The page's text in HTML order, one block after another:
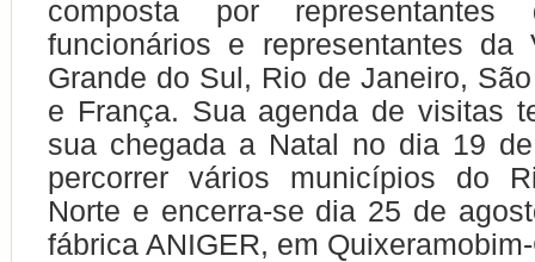
composta por representantes
funcionários e representantes
Grande do Sul, Rio de Janeiro,
e França. Sua agenda de visitas
sua chegada a Natal no dia 19
percorrer vários municípios do
Norte e encerra-se dia 25 de
fábrica ANIGER, em